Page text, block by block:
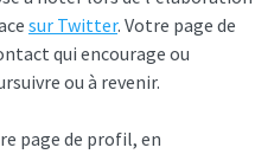
sur Twitter. Votre page de
qui encourage ou
ou à revenir.
page de profil, en